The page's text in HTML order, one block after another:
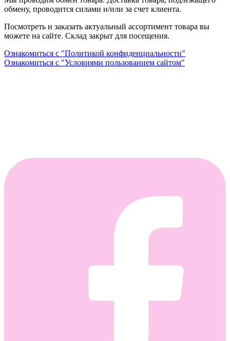
обмену, проводится силами и/или за счет клиента.
Посмотреть и заказать актуальный ассортимент товара вы
можете на сайте. Склад закрыт для посещения.
Ознакомиться с "Политикой конфиденциальности"
Ознакомиться с "Условиями пользованием сайтом"